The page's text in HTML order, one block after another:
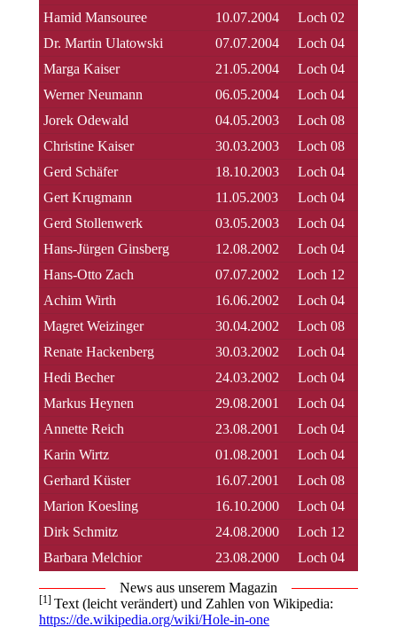
Hamid Mansouree
10.07.2004
Loch 02
Dr. Martin Ulatowski
07.07.2004
Loch 04
Marga Kaiser
21.05.2004
Loch 04
Werner Neumann
06.05.2004
Loch 04
Jorek Odewald
04.05.2003
Loch 08
Christine Kaiser
30.03.2003
Loch 08
Gerd Schäfer
18.10.2003
Loch 04
Gert Krugmann
11.05.2003
Loch 04
Gerd Stollenwerk
03.05.2003
Loch 04
Hans-Jürgen Ginsberg
12.08.2002
Loch 04
Hans-Otto Zach
07.07.2002
Loch 12
Achim Wirth
16.06.2002
Loch 04
Magret Weizinger
30.04.2002
Loch 08
Renate Hackenberg
30.03.2002
Loch 04
Hedi Becher
24.03.2002
Loch 04
Markus Heynen
29.08.2001
Loch 04
Annette Reich
23.08.2001
Loch 04
Karin Wirtz
01.08.2001
Loch 04
Gerhard Küster
16.07.2001
Loch 08
Marion Koesling
16.10.2000
Loch 04
Dirk Schmitz
24.08.2000
Loch 12
Barbara Melchior
23.08.2000
Loch 04
News aus unserem Magazin
[1] Text (leicht verändert) und Zahlen von Wikipedia:
https://de.wikipedia.org/wiki/Hole-in-one